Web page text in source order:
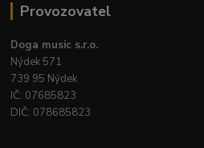
Provozovatel
Doga music s.r.o.
Nýdek 571
739 95 Nýdek
IČ: 07685823
DIČ: 078685823